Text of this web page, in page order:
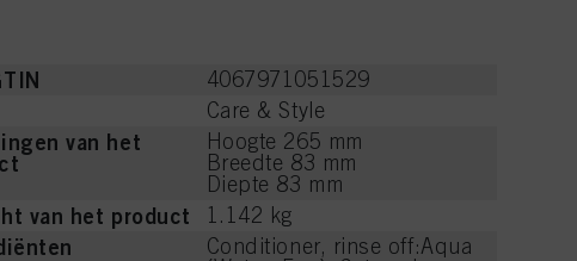
4067971051529
Care & Style
van het
Hoogte 265 mm
Breedte 83 mm
Diepte 83 mm
van het product 1.142 kg
Conditioner, rinse off:Aqua